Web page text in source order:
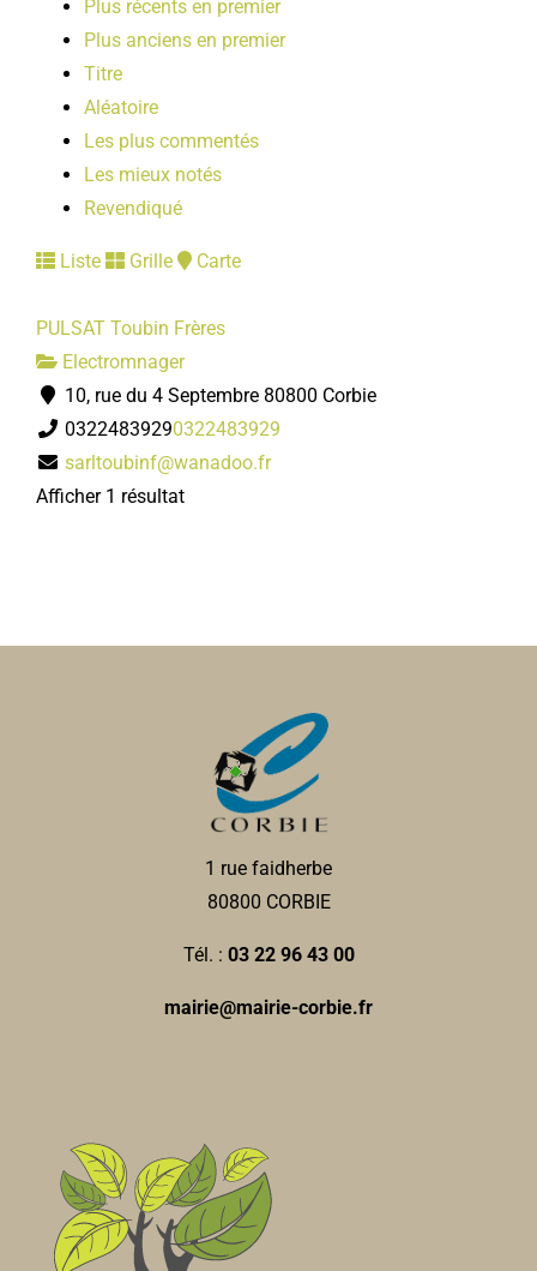
PUBLICATIONS
Plus récents en premier
Plus anciens en premier
Titre
Aléatoire
Les plus commentés
Les mieux notés
Revendiqué
Liste Grille Carte
PULSAT Toubin Frères
Electromnager
10, rue du 4 Septembre 80800 Corbie
03224839290322483929
sarltoubinf@wanadoo.fr
Afficher 1 résultat
1 rue faidherbe
80800 CORBIE
Tél. : 03 22 96 43 00
mairie@mairie-corbie.fr